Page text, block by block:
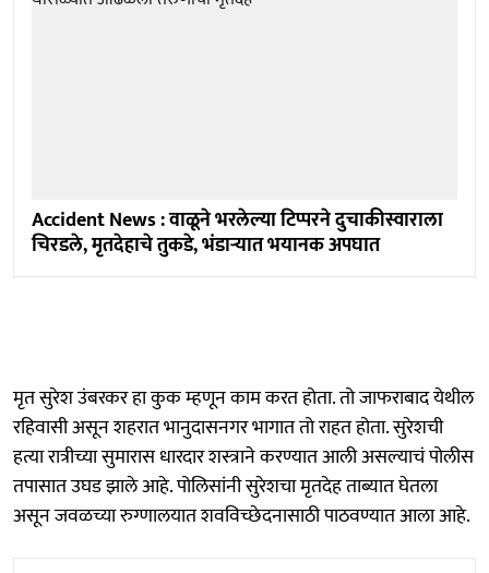
Accident News : वाळूने भरलेल्या टिप्परने दुचाकीस्वाराला
चिरडले, मृतदेहाचे तुकडे, भंडाऱ्यात भयानक अपघात
मृत सुरेश उंबरकर हा कुक म्हणून काम करत होता. तो जाफराबाद येथील
रहिवासी असून शहरात भानुदासनगर भागात तो राहत होता. सुरेशची
हत्या रात्रीच्या सुमारास धारदार शस्त्राने करण्यात आली असल्याचं पोलीस
तपासात उघड झाले आहे. पोलिसांनी सुरेशचा मृतदेह ताब्यात घेतला
असून जवळच्या रुग्णालयात शवविच्छेदनासाठी पाठवण्यात आला आहे.